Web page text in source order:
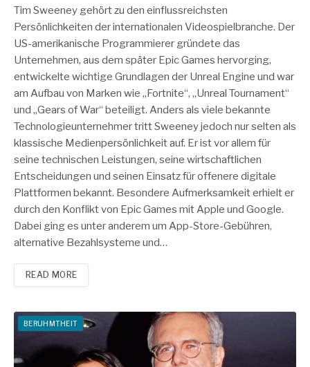
Tim Sweeney gehört zu den einflussreichsten
Persönlichkeiten der internationalen Videospielbranche. Der
US-amerikanische Programmierer gründete das
Unternehmen, aus dem später Epic Games hervorging,
entwickelte wichtige Grundlagen der Unreal Engine und war
am Aufbau von Marken wie „Fortnite“, „Unreal Tournament“
und „Gears of War“ beteiligt. Anders als viele bekannte
Technologieunternehmer tritt Sweeney jedoch nur selten als
klassische Medienpersönlichkeit auf. Er ist vor allem für
seine technischen Leistungen, seine wirtschaftlichen
Entscheidungen und seinen Einsatz für offenere digitale
Plattformen bekannt. Besondere Aufmerksamkeit erhielt er
durch den Konflikt von Epic Games mit Apple und Google.
Dabei ging es unter anderem um App-Store-Gebühren,
alternative Bezahlsysteme und…
READ MORE
BERUHMTHEIT